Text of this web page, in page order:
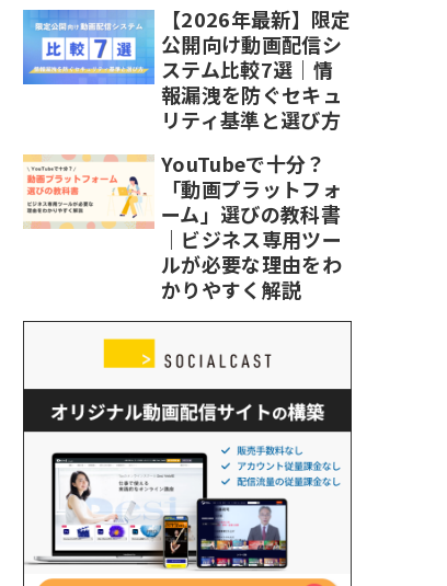
【2026年最新】限定
公開向け動画配信シ
ステム比較7選｜情
報漏洩を防ぐセキュ
リティ基準と選び方
YouTubeで十分？
「動画プラットフォ
ーム」選びの教科書
｜ビジネス専用ツー
ルが必要な理由をわ
かりやすく解説